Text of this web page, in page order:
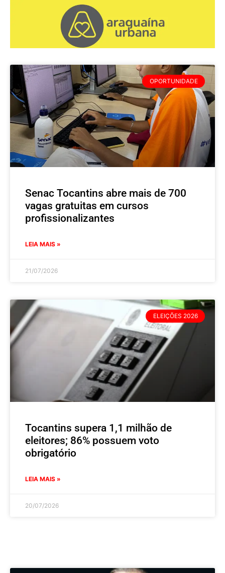
OPORTUNIDADE
Senac Tocantins abre mais de 700
vagas gratuitas em cursos
profissionalizantes
LEIA MAIS »
21/07/2026
ELEIÇÕES 2026
Tocantins supera 1,1 milhão de
eleitores; 86% possuem voto
obrigatório
LEIA MAIS »
20/07/2026